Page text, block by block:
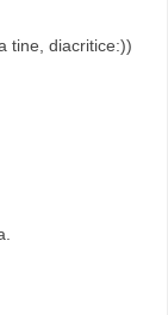
tine, diacritice:))